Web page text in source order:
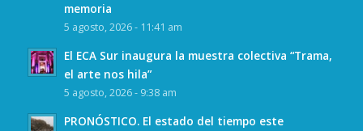
memoria
5 agosto, 2026 - 11:41 am
El ECA Sur inaugura la muestra colectiva “Trama,
el arte nos hila”
5 agosto, 2026 - 9:38 am
PRONÓSTICO. El estado del tiempo este